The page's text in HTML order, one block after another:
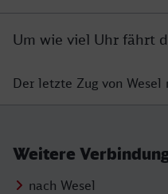
Um wie viel Uhr fährt
Der letzte Zug von
Weitere
nach Wesel